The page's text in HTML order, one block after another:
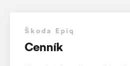
Škoda Epiq
Cenník